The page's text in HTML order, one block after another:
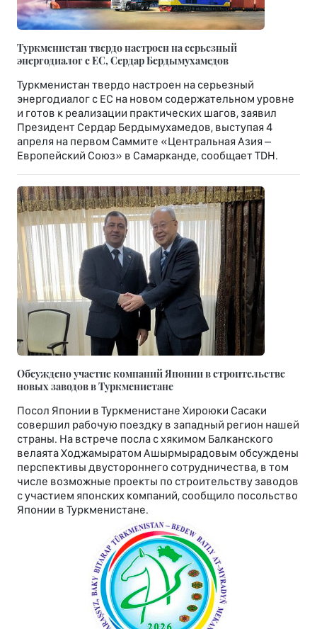
Туркменистан твердо настроен на серьезный
энергодиалог с ЕС, Сердар Бердымухамедов
Туркменистан твердо настроен на серьезный
энергодиалог с ЕС на новом содержательном уровне
и готов к реализации практических шагов, заявил
Президент Сердар Бердымухамедов, выступая 4
апреля на первом Саммите «Центральная Азия –
Европейский Союз» в Самарканде, сообщает TDH.
Обсуждено участие компаний Японии в строительстве
новых заводов в Туркменистане
Посол Японии в Туркменистане Хироюки Сасаки
совершил рабочую поездку в западный регион нашей
страны. На встрече посла с хякимом Балканского
велаята Ходжамыратом Ашырмырадовым обсуждены
перспективы двустороннего сотрудничества, в том
числе возможные проекты по строительству заводов
с участием японских компаний, сообщило посольство
Японии в Туркменистане.